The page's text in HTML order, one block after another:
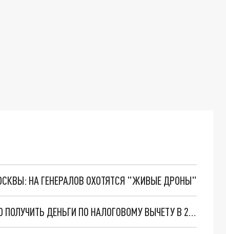
НА ГЕНЕРАЛОВ ОХОТЯТСЯ "ЖИВЫЕ ДРОНЫ"
ФИТНЕС, ЗУБЫ И УЧЁБА: КАК ЛЕГКО И ПРОСТО ПОЛУЧИТЬ ДЕНЬГИ ПО НАЛОГОВОМУ ВЫЧЕТУ В 2026 ГОДУ